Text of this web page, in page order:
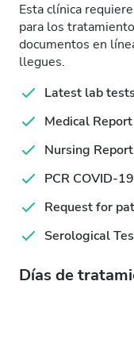
Esta clínica
para los
documentos en
llegues.
Latest lab tests
Medical Report
Nursing Report
PCR COVID-
Request for
Serological
Días de